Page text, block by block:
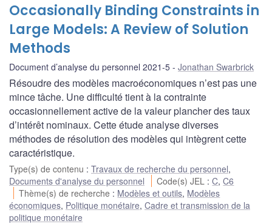
Occasionally Binding Constraints in
Large Models: A Review of Solution
Methods
Document d’analyse du personnel 2021-5 Jonathan Swarbrick
Résoudre des modèles macroéconomiques n’est pas une
mince tâche. Une difficulté tient à la contrainte
occasionnellement active de la valeur plancher des taux
d’intérêt nominaux. Cette étude analyse diverses
méthodes de résolution des modèles qui intègrent cette
caractéristique.
Type(s) de contenu : Travaux de recherche du personnel,
Documents d'analyse du personnel
Code(s) JEL :C,C6
Thème(s) de recherche : Modèles et outils, Modèles
économiques, Politique monétaire, Cadre et transmission de la
politique monétaire